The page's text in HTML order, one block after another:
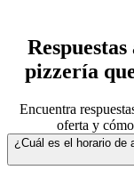
pizzería
Encuentra
oferta y
¿Cuál es el horario de